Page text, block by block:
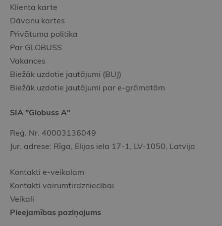
Klienta karte
Dāvanu kartes
Privātuma politika
Par GLOBUSS
Vakances
Biežāk uzdotie jautājumi (BUJ)
Biežāk uzdotie jautājumi par e-grāmatām
SIA "Globuss A"
Reģ. Nr. 40003136049
Jur. adrese: Rīga, Elijas iela 17-1, LV-1050, Latvija
Kontakti e-veikalam
Kontakti vairumtirdzniecībai
Veikali
Pieejamības paziņojums